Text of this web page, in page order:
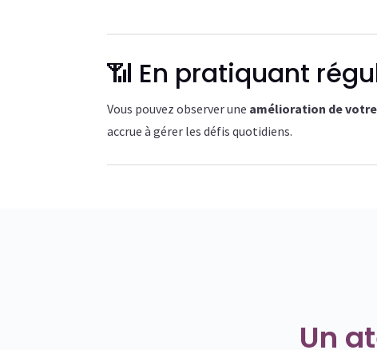
📶 En pratiquant
Vous pouvez observer une amélioration de
accrue à gérer les défis quotidiens.
Un